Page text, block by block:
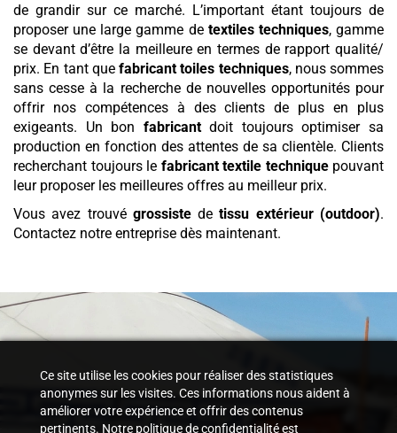
de grandir sur ce marché. L’important étant toujours de
proposer une large gamme de textiles techniques, gamme
se devant d’être la meilleure en termes de rapport qualité/
prix. En tant que fabricant toiles techniques, nous sommes
sans cesse à la recherche de nouvelles opportunités pour
offrir nos compétences à des clients de plus en plus
exigeants. Un bon fabricantdoit toujours optimiser sa
production en fonction des attentes de sa clientèle. Clients
recherchant toujours le fabricant textile techniquepouvant
leur proposer les meilleures offres au meilleur prix.
Vous avez trouvé grossiste detissu extérieur (outdoor).
Contactez notre entreprise dès maintenant.
Ce site utilise les cookies pour réaliser des statistiques
anonymes sur les visites. Ces informations nous aident à
améliorer votre expérience et offrir des contenus
pertinents. Notre politique de confidentialité est